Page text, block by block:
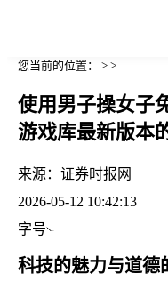
您当前的位置： > >
使用男子操女子
游戏库最新版本
来源： 证券时报网
2026-05-12 10:42:13
字号
科技的魅力与道德